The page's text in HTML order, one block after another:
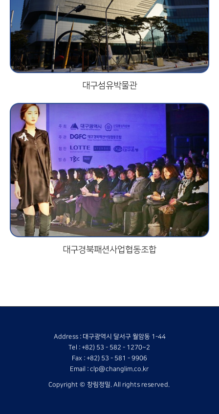
대구섬유박물관
대구경북패션사업협동조합
Address : 대구광역시 달서구 월암동 1-44
Tel : +82) 53 - 582 - 1270~2
Fax : +82) 53 - 581 - 9906
Email : clp@changlim.co.kr
Copyright © 창림정밀. All rights reserved.